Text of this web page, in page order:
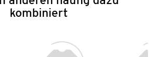
kombiniert